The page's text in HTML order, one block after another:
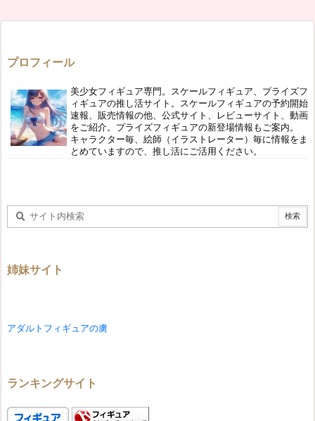
プロフィール
美少女フィギュア専門。スケールフィギュア、プライズフ
ィギュアの推し活サイト。スケールフィギュアの予約開始
速報、販売情報の他、公式サイト、レビューサイト、動画
をご紹介。プライズフィギュアの新登場情報もご案内。
キャラクター毎、絵師（イラストレーター）毎に情報をま
とめていますので、推し活にご活用ください。
姉妹サイト
アダルトフィギュアの虜
ランキングサイト